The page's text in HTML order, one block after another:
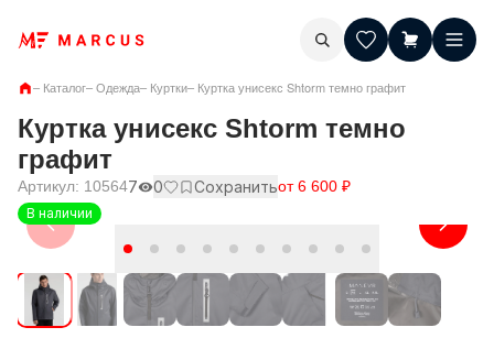
– Каталог–Одежда– Куртки– Куртка унисекс Shtorm темно графит
Куртка унисекс Shtorm темно
графит
Артикул: 105647 0 Сохранитьот6 600 ₽
В наличии